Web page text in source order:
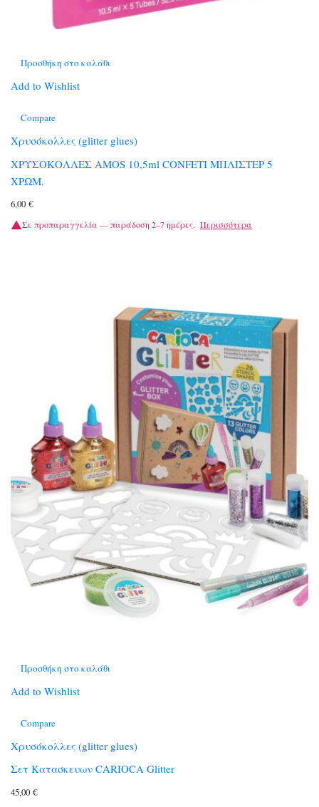
Προσθήκη στο καλάθι
Add to Wishlist
Compare
Χρυσόκολλες (glitter glues)
ΧΡΥΣΟΚΟΛΛΕΣ AMOS 10,5ml CONFETI ΜΠΛΙΣΤΕΡ 5
ΧΡΩΜ.
6,00 €
Σε προπαραγγελία — παράδοση 2–7 ημέρες. Περισσότερα
Προσθήκη στο καλάθι
Add to Wishlist
Compare
Χρυσόκολλες (glitter glues)
Σετ Κατασκευων CARIOCA Glitter
45,00 €